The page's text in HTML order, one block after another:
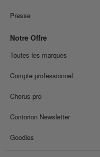
Presse
Notre Offre
Toutes les marques
Compte professionnel
Chorus pro
Contorion Newsletter
Goodies